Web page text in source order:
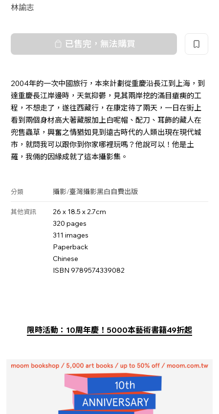
林諭志
已售完，無法購買
2004年的一次中國旅行，本來計劃從重慶沿長江到上海，到
達重慶長江岸邊時，天氣抑鬱，見其兩岸挖的滿目瘡痍的工
程，不想走了，遂往西藏行，在康定待了兩天，一日在街上
看到兩個身材高大著藏服加上白呢帽、配刀、耳飾的藏人在
兜售蟲草，興奮之情猶如見到遠古時代的人類出現在現代城
市，就問我可以跟你到你家哪裡玩嗎？他說可以！他是土
羅，我倆的因緣成就了這本攝影集。
分類 攝影/臺灣攝影黑白自費出版
其他資訊
26 x 18.5 x 2.7cm
320 pages
311 images
Paperback
Chinese
ISBN 9789574339082
限時活動：10周年慶！5000本藝術書籍49折起